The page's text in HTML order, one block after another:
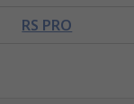
RS PRO